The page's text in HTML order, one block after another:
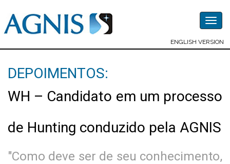
ENGLISH VERSION
DEPOIMENTOS:
WH – Candidato em um processo
de Hunting conduzido pela AGNIS
"Como deve ser de seu conhecimento,